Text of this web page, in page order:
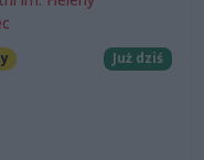
Już dziś